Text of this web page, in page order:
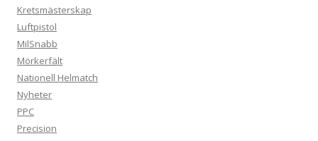
Kretsmästerskap
Luftpistol
MilSnabb
Mörkerfält
Nationell Helmatch
Nyheter
PPC
Precision